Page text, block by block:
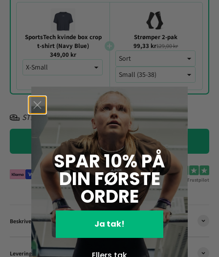
SportsTech kvinde box crop
t-shirt (Navy Blue)
349,00 kr
Strømper 2-pak
99,33 kr129,00 kr
STØRRELSESGUIDE
Læg i kurv
4.9/5 på Trustpilot
Beskrivelse
Levering & returnering
SPAR 10% PÅ
DIN FØRSTE
ORDRE
Ja tak!